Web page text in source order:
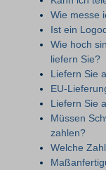
Wie messe
Ist ein
Wie hoch
liefern Sie?
Liefern Sie
EU-
Liefern Sie
Müssen
zahlen?
Welche